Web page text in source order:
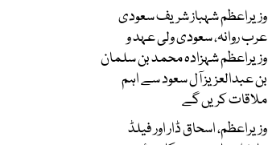
وزیراعظم شہباز شریف سعودی
عرب روانہ، سعودی ولی عہد و
وزیراعظم شہزادہ محمد بن سلمان
بن عبدالعزیز آل سعود سے اہم
ملاقات کریں گے
وزیراعظم، اسحاق ڈار اور فیلڈ